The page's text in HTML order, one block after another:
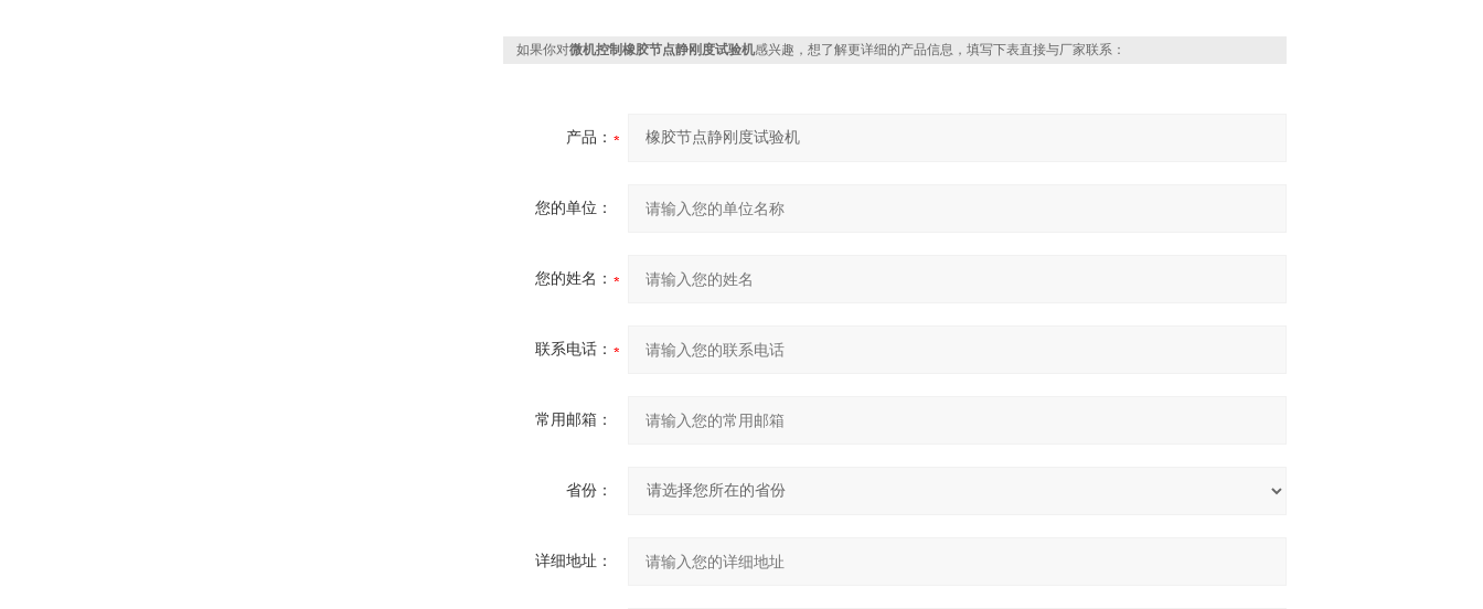
如果你对微机控制橡胶节点静刚度试验机感兴趣，想了解更详细的产品信息，填写下表直接与厂家联系：
产品：
您的单位：
您的姓名：
联系电话：
常用邮箱：
省份：
详细地址：